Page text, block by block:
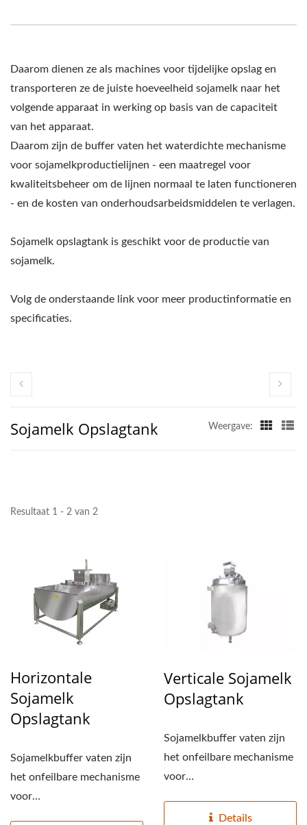
Daarom dienen ze als machines voor tijdelijke opslag en
transporteren ze de juiste hoeveelheid sojamelk naar het
volgende apparaat in werking op basis van de capaciteit
van het apparaat.
Daarom zijn de buffer vaten het waterdichte mechanisme
voor sojamelkproductielijnen - een maatregel voor
kwaliteitsbeheer om de lijnen normaal te laten functioneren
- en de kosten van onderhoudsarbeidsmiddelen te verlagen.
Sojamelk opslagtank is geschikt voor de productie van
sojamelk.
Volg de onderstaande link voor meer productinformatie en
specificaties.
Sojamelk Opslagtank Weergave:
Resultaat 1 - 2 van 2
Horizontale
Sojamelk
Opslagtank
Sojamelkbuffer vaten zijn
het onfeilbare mechanisme
voor
Verticale Sojamelk
Opslagtank
Sojamelkbuffer vaten zijn
het onfeilbare mechanisme
voor
Details